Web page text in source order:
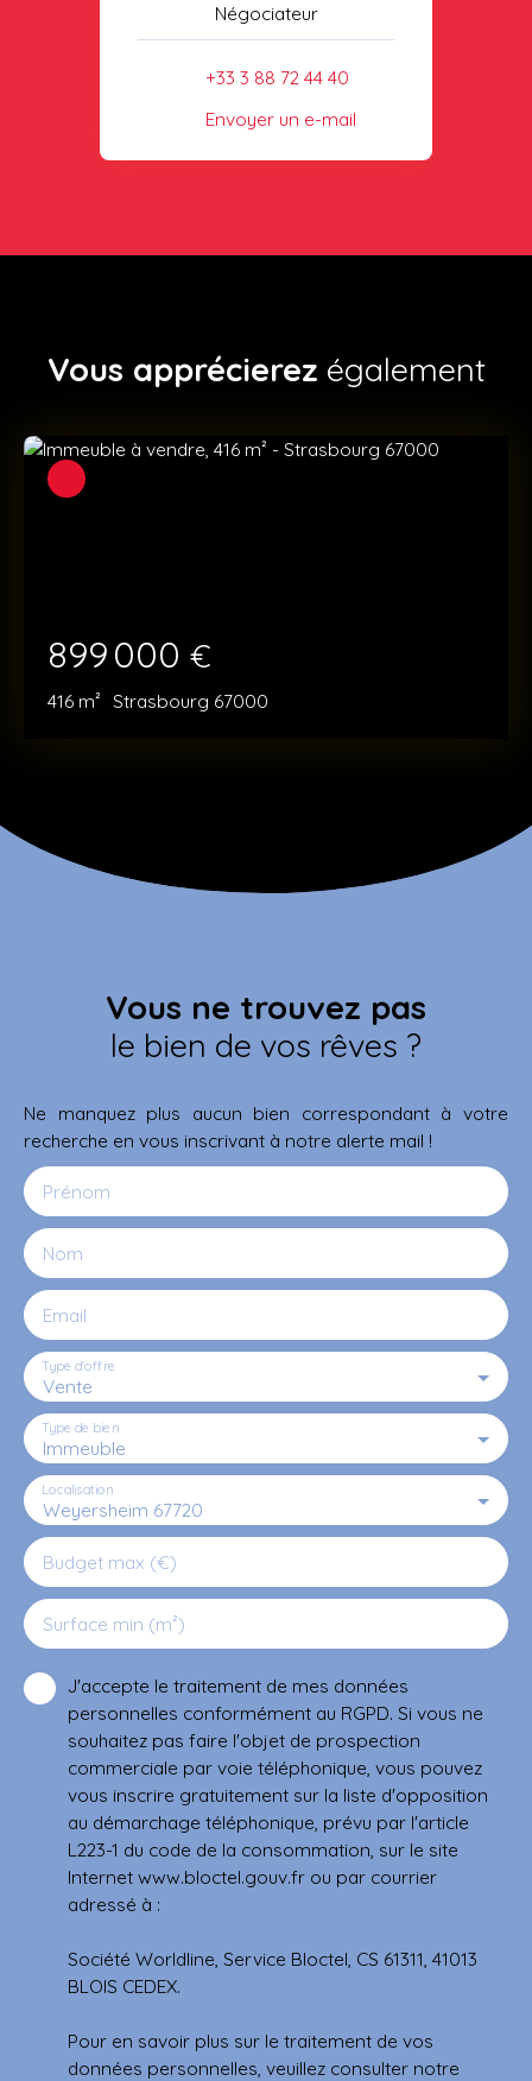
Négociateur
+33 3 88 72 44 40
Envoyer un e-mail
Vous apprécierez également
899 000 €
416 m² Strasbourg 67000
Vous ne trouvez pas
le bien de vos rêves ?
Ne manquez plus aucun bien correspondant à votre
recherche en vous inscrivant à notre alerte mail !
Prénom
Nom
Email
Vente
Type d'offre
Immeuble
Type de bien
Weyersheim 67720
Localisation
Budget max (€)
Surface min (m²)
J'accepte le traitement de mes données
personnelles conformément au RGPD. Si vous ne
souhaitez pas faire l'objet de prospection
commerciale par voie téléphonique, vous pouvez
vous inscrire gratuitement sur la liste d'opposition
au démarchage téléphonique, prévu par l'article
L223-1 du code de la consommation, sur le site
Internet www.bloctel.gouv.fr ou par courrier
adressé à :
Société Worldline, Service Bloctel, CS 61311, 41013
BLOIS CEDEX.
Pour en savoir plus sur le traitement de vos
données personnelles, veuillez consulter notre